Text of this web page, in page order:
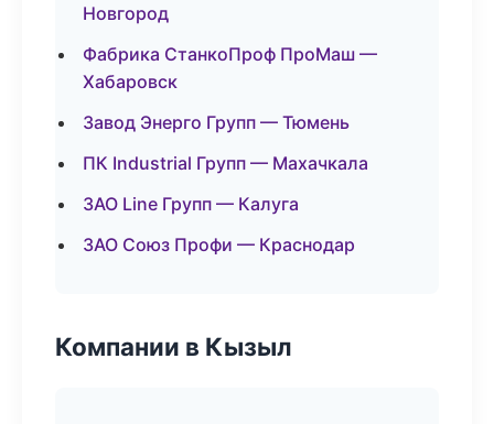
Новгород
Фабрика СтанкоПроф ПроМаш —
Хабаровск
Завод Энерго Групп — Тюмень
ПК Industrial Групп — Махачкала
ЗАО Line Групп — Калуга
ЗАО Союз Профи — Краснодар
Компании в Кызыл